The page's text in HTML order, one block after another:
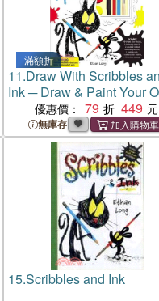
滿額折
11.Draw With Scribbles
Ink ─ Draw & Paint Your
Masterpieces!
優惠價： 79 449
無庫存
15.Scribbles and Ink